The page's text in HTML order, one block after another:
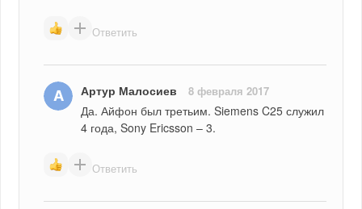
Ответить
Артур Малосиев 8 февраля 2017
Да. Айфон был третьим. Siemens C25 служил
4 года, Sony Ericsson – 3.
Ответить